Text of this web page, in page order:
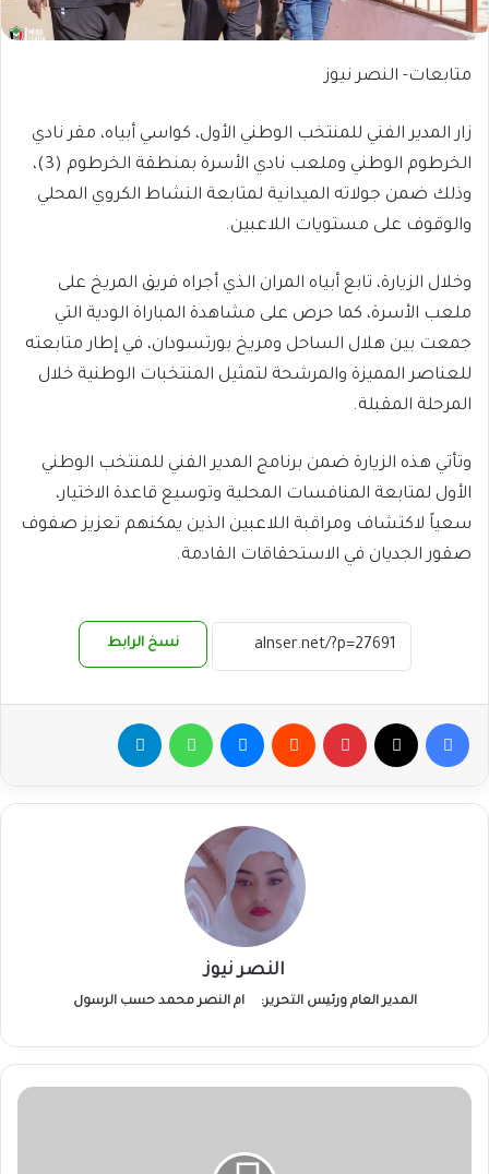
متابعات- النصر نيوز
زار المدير الفني للمنتخب الوطني الأول، كواسي أبياه، مقر نادي
الخرطوم الوطني وملعب نادي الأسرة بمنطقة الخرطوم (3)،
وذلك ضمن جولاته الميدانية لمتابعة النشاط الكروي المحلي
والوقوف على مستويات اللاعبين.
وخلال الزيارة، تابع أبياه المران الذي أجراه فريق المريخ على
ملعب الأسرة، كما حرص على مشاهدة المباراة الودية التي
جمعت بين هلال الساحل ومريخ بورتسودان، في إطار متابعته
للعناصر المميزة والمرشحة لتمثيل المنتخبات الوطنية خلال
المرحلة المقبلة.
وتأتي هذه الزيارة ضمن برنامج المدير الفني للمنتخب الوطني
الأول لمتابعة المنافسات المحلية وتوسيع قاعدة الاختيار،
سعياً لاكتشاف ومراقبة اللاعبين الذين يمكنهم تعزيز صفوف
صقور الجديان في الاستحقاقات القادمة.
نسخ الرابط
فيسبوك بينتيريست ماسنجر واتساب
النصر نيوز
المدير العام ورئيس التحرير: ام النصر محمد حسب الرسول
مباحثات